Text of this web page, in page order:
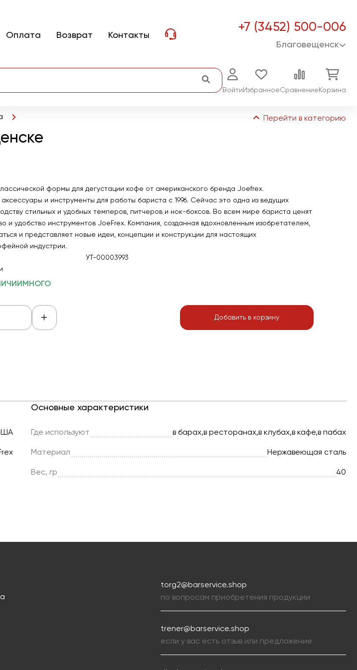
Оплата Возврат Контакты
+7 (3452) 500-006
Благовещенск
Войти ИзбранноеСравнение Корзина
Перейти в категорию
формы для дегустации кофе от американского бренда Joefrex.
аксессуары и инcтрументы для работы бариста с 1996. Сейчас это одна из ведущих
стильных и удобных темперов, питчеров и нок-боксов. Во всем мире бариста ценят
и удобство инструментов JoeFrex. Компания, созданная вдохновленным изобретателем,
и представляет новые идеи, концепции и конструкции для настоящих
индустрии.
УТ-00003993
МНОГО
Добавить в корзину
Основные характеристики
Где используют в барах,в ресторанах,в клубах,в кафе,в пабах
Материал Нержавеющая сталь
Вес, гр 40
torg2@barservice.shop
по вопросам приобретения продукции
trener@barservice.shop
если у вас есть отзыв или предложение